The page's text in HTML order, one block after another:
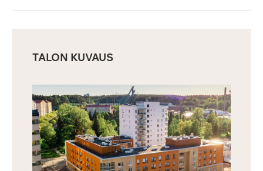
TALON KUVAUS